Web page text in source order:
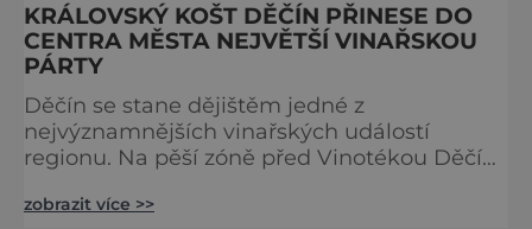
KRÁLOVSKÝ KOŠT DĚČÍN PŘINESE DO
CENTRA MĚSTA NEJVĚTŠÍ VINAŘSKOU
PÁRTY
Děčín se stane dějištěm jedné z
nejvýznamnějších vinařských událostí
regionu. Na pěší zóně před Vinotékou Děčín
Děčín 29. srpna – velká pultová degustace
zobrazit více >>